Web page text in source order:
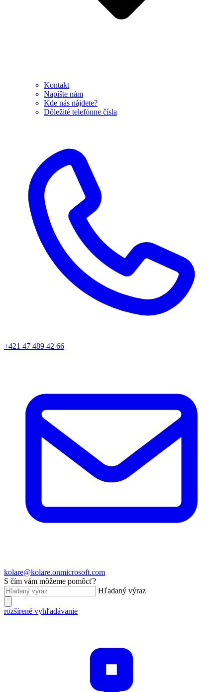
Kontakt
Napíšte nám
Kde nás nájdete?
Dôležité telefónne čísla
+421 47 489 42 66
kolare@kolare.onmicrosoft.com
S čím vám môžeme pomôcť?
Hľadaný výraz
rozšírené vyhľadávanie